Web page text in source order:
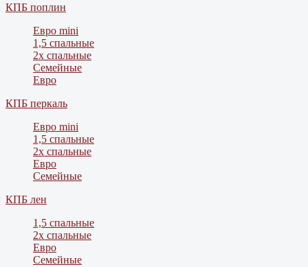
КПБ поплин
Евро mini
1,5 спальные
2х спальные
Семейные
Евро
КПБ перкаль
Евро mini
1,5 спальные
2х спальные
Евро
Семейные
КПБ лен
1,5 спальные
2х спальные
Евро
Семейные